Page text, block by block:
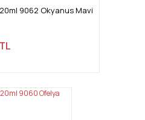
9062 Okyanus Mavi